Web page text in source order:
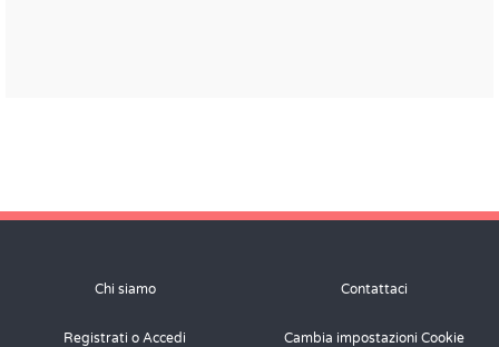
Chi siamo Contattaci
Registrati o Accedi Cambia impostazioni Cookie